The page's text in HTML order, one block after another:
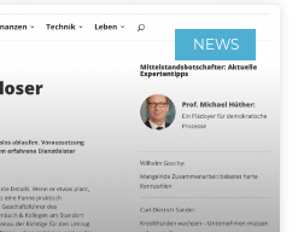
NEWS